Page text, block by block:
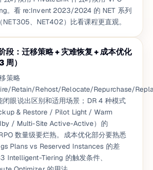
。看 re:Invent 2023/2024 的 NET 系列
NET305、NET402）比看课程更直观。
段：迁移策略 + 灾难恢复 + 成本优化
周）
策略
Retain/Rehost/Relocate/Repurchase/
闭眼说出区别和适用场景；DR 4 种模式
& Restore / Pilot Light / Warm
/ Multi-Site Active-Active）的
数量级要烂熟。成本优化部分要熟悉
Plans vs Reserved Instances 的差
Intelligent-Tiering 的触发条件、